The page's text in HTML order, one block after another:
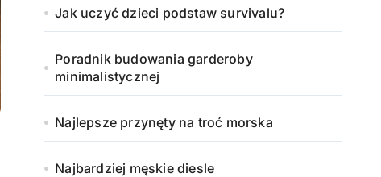
Jak uczyć dzieci podstaw survivalu?
Poradnik budowania garderoby
minimalistycznej
Najlepsze przynęty na troć morska
Najbardziej męskie diesle